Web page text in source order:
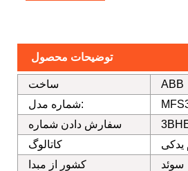
توضیحات محصول
ساخت
ABB
شماره مدل:
سفارش دادن شماره
کاتالوگ
کشور از مبدا
سوئد